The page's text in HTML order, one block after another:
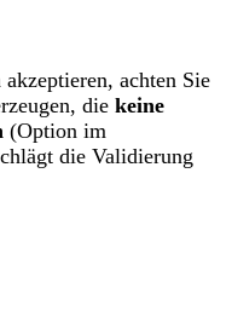
achten Sie
die keine
(Option im
die Validierung